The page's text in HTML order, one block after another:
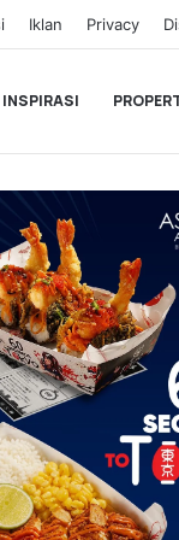
Iklan Privacy
INSPIRASI